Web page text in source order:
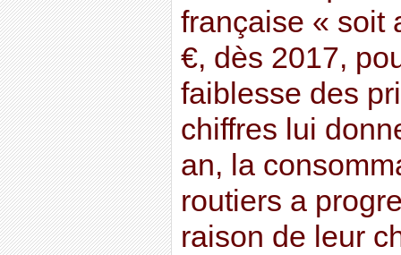
française « soit
€, dès 2017,
faiblesse des
chiffres lui
an, la
routiers a
raison de leur